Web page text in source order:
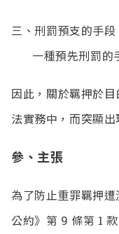
三、刑罰預支的手
一種預先刑罰的
因此，關於羈押於
法實務中，而突顯
參、主張
為了防止重罪羈押
公約》第 9 條第 1